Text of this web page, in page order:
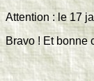
Attention : le 17
Bravo ! Et bonne